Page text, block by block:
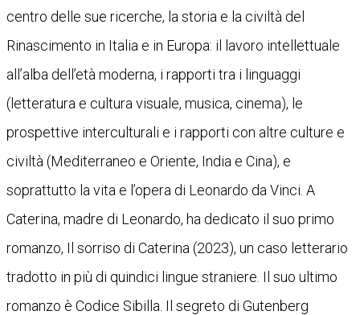
centro delle sue ricerche, la storia e la civiltà del
Rinascimento in Italia e in Europa: il lavoro intellettuale
all’alba dell’età moderna, i rapporti tra i linguaggi
(letteratura e cultura visuale, musica, cinema), le
prospettive interculturali e i rapporti con altre culture e
civiltà (Mediterraneo e Oriente, India e Cina), e
soprattutto la vita e l’opera di Leonardo da Vinci. A
Caterina, madre di Leonardo, ha dedicato il suo primo
romanzo, Il sorriso di Caterina (2023), un caso letterario
tradotto in più di quindici lingue straniere. Il suo ultimo
romanzo è Codice Sibilla. Il segreto di Gutenberg